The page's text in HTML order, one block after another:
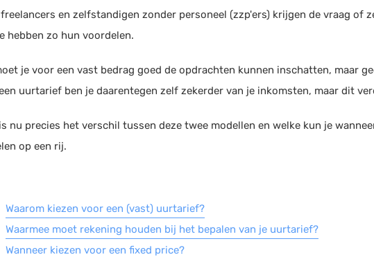
Verlof en verzuim
HRM
Website
Marketing automation
Chat
Helpdesk
freelancers en zelfstandigen zonder personeel (zzp'ers) krijgen de vraag of
hebben zo hun voordelen.
je voor een vast bedrag goed de opdrachten kunnen inschatten, maar
uurtarief ben je daarentegen zelf zekerder van je inkomsten, maar dit
nu precies het verschil tussen deze twee modellen en welke kun je
op een rij.
Waarom kiezen voor een (vast) uurtarief?
Waarmee moet rekening houden bij het bepalen van je uurtarief?
Wanneer kiezen voor een fixed price?